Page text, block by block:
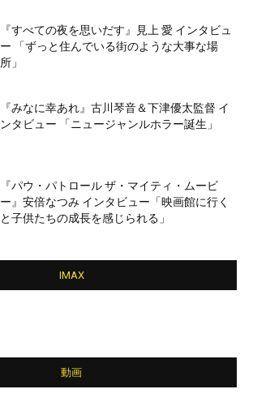
『すべての夜を思いだす』見上 愛 インタビュ
ー 「ずっと住んでいる街のような大事な場
所」
『みなに幸あれ』古川琴音＆下津優太監督 イ
ンタビュー 「ニュージャンルホラー誕生」
『パウ・パトロール ザ・マイティ・ムービ
ー』安倍なつみ インタビュー「映画館に行く
と子供たちの成長を感じられる」
IMAX
動画